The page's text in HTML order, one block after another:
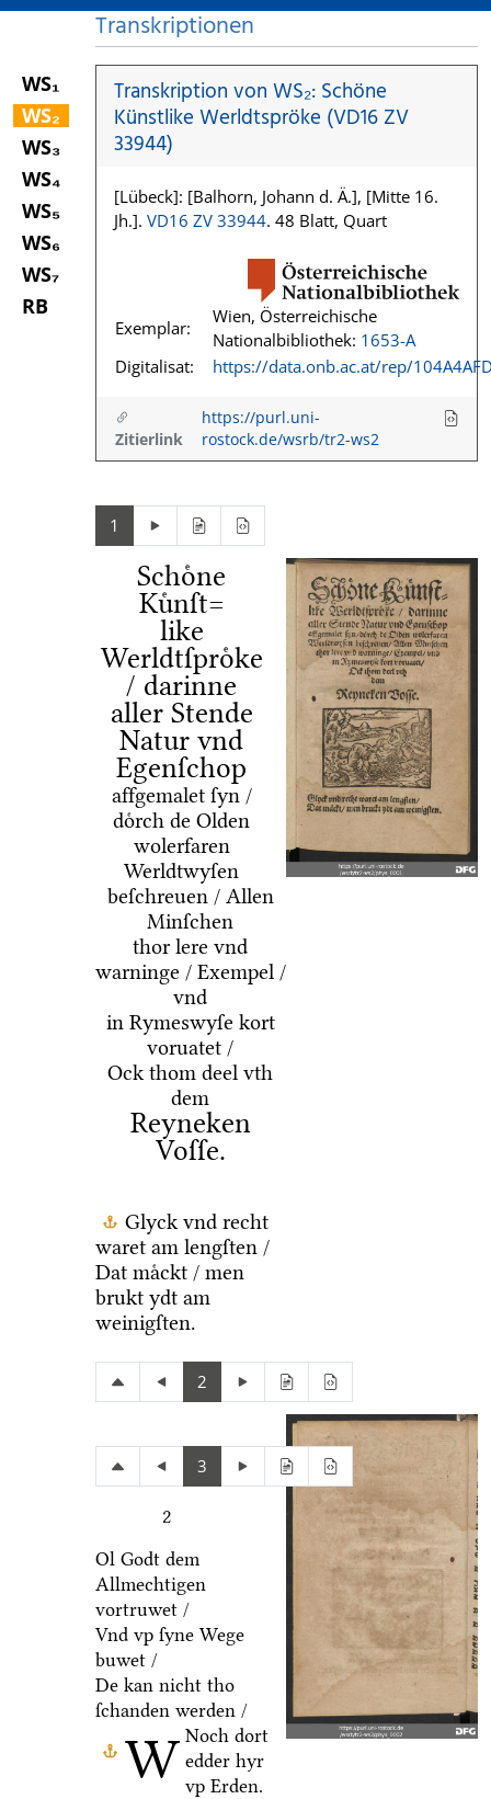
WS₁
WS₂
WS₃
WS₄
WS₅
WS₆
WS₇
RB
Transkriptionen
Transkription von WS₂: Schöne
Künstlike Werldtspröke (VD16 ZV
33944)
[Lübeck]: [Balhorn, Johann d. Ä.], [Mitte 16.
Jh.]. VD16 ZV 33944. 48 Blatt, Quart
Exemplar:
Wien, Österreichische
Nationalbibliothek: 1653-A
Digitalisat:
https://data.onb.ac.at/rep/
Zitierlink
https://purl.uni-
rostock.de/wsrb/tr2-ws2
1
Schoͤne
Kuͤnſt=
like
Werldtſproͤke
/ darinne
aller Stende
Natur vnd
Egenſchop
affgemalet ſyn /
doͤrch de Olden
wolerfaren
Werldtwyſen
beſchreuen / Allen
Minſchen
thor lere vnd
warninge / Exempel /
vnd
in Rymeswyſe kort
voruatet /
Ock thom deel vth
dem
Reyneken
Voſſe.
Glyck vnd recht
waret am lengſten /
Dat maͤckt / men
brukt ydt am
weinigſten.
2
3
2
W
Ol Godt dem
Allmechtigen
vortruwet /
Vnd vp ſyne Wege
buwet /
De kan nicht tho
ſchanden werden /
Noch dort
edder hyr
vp Erden.